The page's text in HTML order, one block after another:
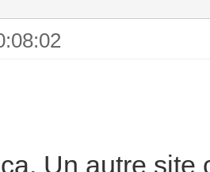
Un autre site